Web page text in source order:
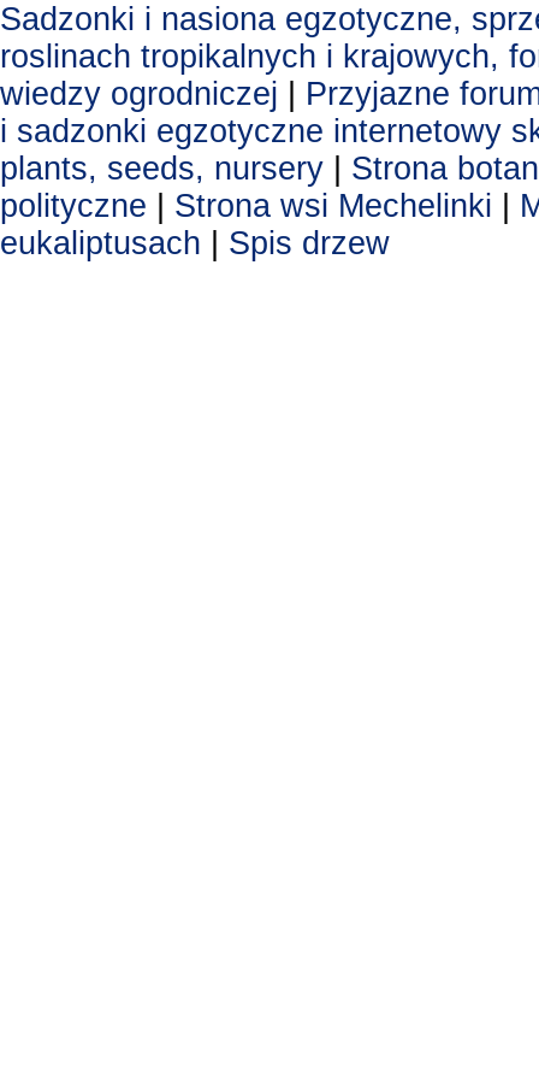
Sadzonki i nasiona egzotyczne,
roslinach tropikalnych i krajowych,
wiedzy ogrodniczej
Przyjazne
i sadzonki egzotyczne internetowy
plants, seeds, nursery
Strona
polityczne
Strona wsi Mechelinki
eukaliptusach
Spis drzew